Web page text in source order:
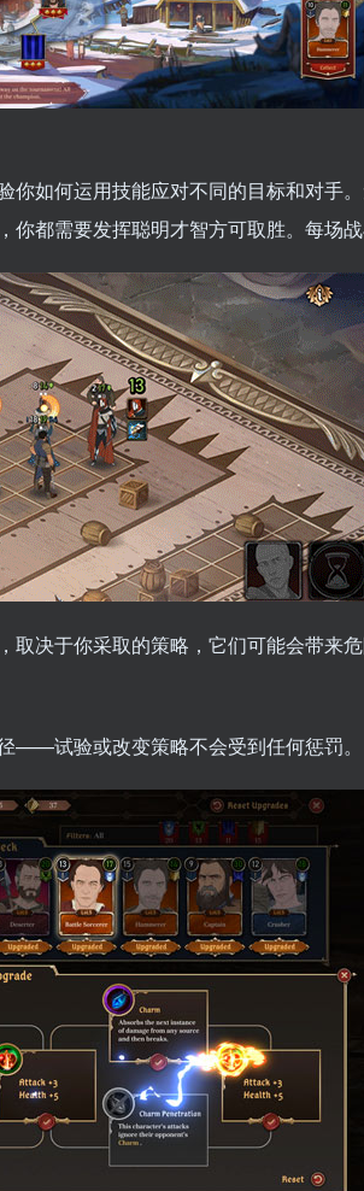
你如何运用技能应对不同的目标和对手
都需要发挥聪明才智方可取胜。每场
决于你采取的策略，它们可能会带来
——试验或改变策略不会受到任何惩罚。